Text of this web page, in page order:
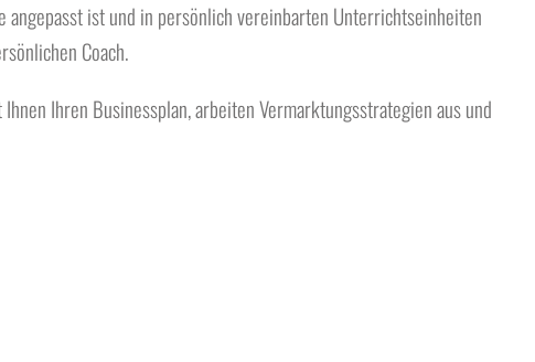
ist und in persönlich vereinbarten Unterrichtseinheiten
Coach.
Ihren Businessplan, arbeiten Vermarktungsstrategien aus und